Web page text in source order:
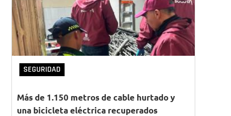
SEGURIDAD
Más de 1.150 metros de cable hurtado y
una bicicleta eléctrica recuperados